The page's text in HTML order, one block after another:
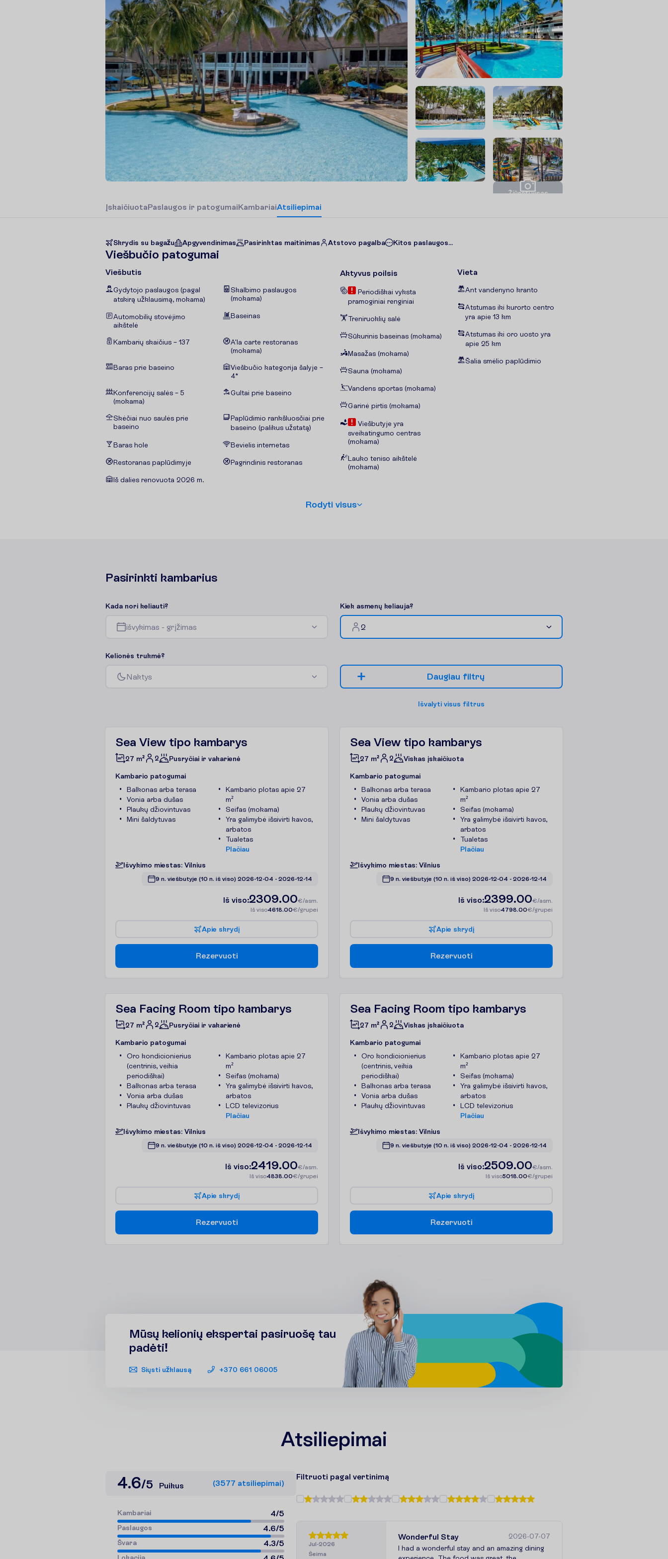
Žiūrėti visas
ĮskaičiuotaPaslaugos ir patogumaiKambariaiAtsiliepimai
Skrydis su bagažu Apgyvendinimas Pasirinktas maitinimas Atstovo pagalba Kitos paslaugos...
Viešbučio patogumai
Viešbutis
Gydytojo paslaugos (pagal
atskirą užklausimą, mokama)
Skalbimo paslaugos
(mokama)
Automobilių stovėjimo
aikštelė
Baseinas
Kambarių skaičius – 137
A'la carte restoranas
(mokama)
Baras prie baseino
Viešbučio kategorija šalyje –
4*
Konferencijų salės – 5
(mokama)
Gultai prie baseino
Skėčiai nuo saulės prie
baseino
Paplūdimio rankšluosčiai prie
baseino (palikus užstatą)
Baras hole Bevielis internetas
Restoranas paplūdimyje Pagrindinis restoranas
Iš dalies renovuota 2026 m.
Aktyvus poilsis
Periodiškai vyksta
pramoginiai renginiai
Treniruoklių salė
Sūkurinis baseinas (mokama)
Masažas (mokama)
Sauna (mokama)
Vandens sportas (mokama)
Garinė pirtis (mokama)
Viešbutyje yra
sveikatingumo centras
(mokama)
Lauko teniso aikštelė
(mokama)
Vieta
Ant vandenyno kranto
Atstumas iki kurorto centro
yra apie 13 km
Atstumas iki oro uosto yra
apie 25 km
Šalia smėlio paplūdimio
Rodyti visus
Pasirinkti kambarius
Kada nori keliauti?
išvykimas - grįžimas
Kiek asmenų keliauja?
2
Kelionės trukmė?
Naktys Daugiau filtrų
Išvalyti visus filtrus
Sea View tipo kambarys
27 m² 2 Pusryčiai ir vakarienė
Kambario patogumai
Balkonas arba terasa
Vonia arba dušas
Plaukų džiovintuvas
Mini šaldytuvas
Kambario plotas apie 27
m²
Seifas (mokama)
Yra galimybė išsivirti kavos,
arbatos
Tualetas
Plačiau
Išvykimo miestas: Vilnius
9 n. viešbutyje (10 n. iš viso) 2026-12-04 - 2026-12-14
Iš viso:2309.00€/asm.
Iš viso4618.00€/grupei
Apie skrydį
Rezervuoti
Sea View tipo kambarys
27 m² 2 Viskas įskaičiuota
Kambario patogumai
Balkonas arba terasa
Vonia arba dušas
Plaukų džiovintuvas
Mini šaldytuvas
Kambario plotas apie 27
m²
Seifas (mokama)
Yra galimybė išsivirti kavos,
arbatos
Tualetas
Plačiau
Išvykimo miestas: Vilnius
9 n. viešbutyje (10 n. iš viso) 2026-12-04 - 2026-12-14
Iš viso:2399.00€/asm.
Iš viso4798.00€/grupei
Apie skrydį
Rezervuoti
Sea Facing Room tipo kambarys
27 m² 2 Pusryčiai ir vakarienė
Kambario patogumai
Oro kondicionierius
(centrinis, veikia
periodiškai)
Balkonas arba terasa
Vonia arba dušas
Plaukų džiovintuvas
Kambario plotas apie 27
m²
Seifas (mokama)
Yra galimybė išsivirti kavos,
arbatos
LCD televizorius
Plačiau
Išvykimo miestas: Vilnius
9 n. viešbutyje (10 n. iš viso) 2026-12-04 - 2026-12-14
Iš viso:2419.00€/asm.
Iš viso4838.00€/grupei
Apie skrydį
Rezervuoti
Sea Facing Room tipo kambarys
27 m² 2 Viskas įskaičiuota
Kambario patogumai
Oro kondicionierius
(centrinis, veikia
periodiškai)
Balkonas arba terasa
Vonia arba dušas
Plaukų džiovintuvas
Kambario plotas apie 27
m²
Seifas (mokama)
Yra galimybė išsivirti kavos,
arbatos
LCD televizorius
Plačiau
Išvykimo miestas: Vilnius
9 n. viešbutyje (10 n. iš viso) 2026-12-04 - 2026-12-14
Iš viso:2509.00€/asm.
Iš viso5018.00€/grupei
Apie skrydį
Rezervuoti
Mūsų kelionių ekspertai pasiruošę tau
padėti!
Siųsti užklausą +370 661 06005
Atsiliepimai
4.6/5 Puikus (3577 atsiliepimai)
Kambariai 4/5
Paslaugos 4.6/5
Švara 4.3/5
Filtruoti pagal vertinimą
Jul-2026
Šeima
Wonderful Stay
2026-07-07
I had a wonderful stay and an amazing dining